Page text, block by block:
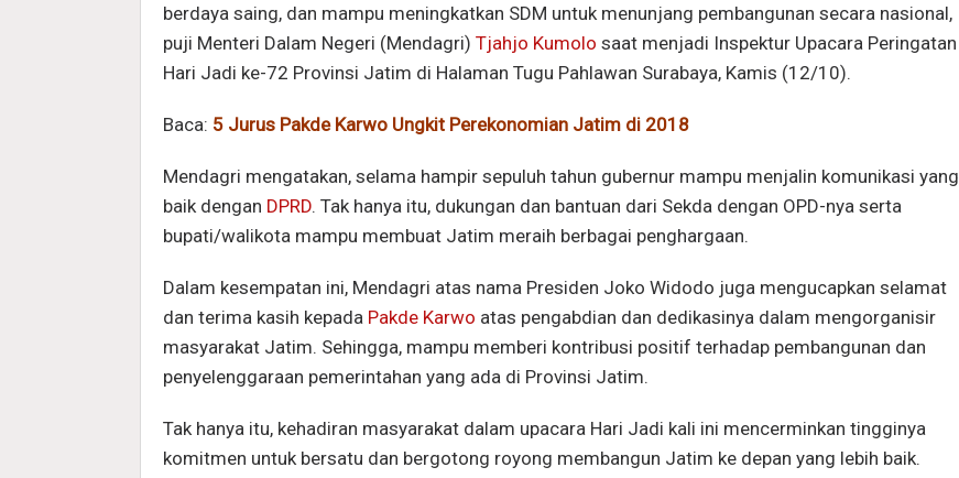
berdaya saing, dan mampu meningkatkan SDM untuk menunjang pembangunan secara nasional,
puji Menteri Dalam Negeri (Mendagri) Tjahjo Kumolo saat menjadi Inspektur Upacara Peringatan
Hari Jadi ke-72 Provinsi Jatim di Halaman Tugu Pahlawan Surabaya, Kamis (12/10).
Baca: 5 Jurus Pakde Karwo Ungkit Perekonomian Jatim di 2018
Mendagri mengatakan, selama hampir sepuluh tahun gubernur mampu menjalin komunikasi yang
baik dengan DPRD. Tak hanya itu, dukungan dan bantuan dari Sekda dengan OPD-nya serta
bupati/walikota mampu membuat Jatim meraih berbagai penghargaan.
Dalam kesempatan ini, Mendagri atas nama Presiden Joko Widodo juga mengucapkan selamat
dan terima kasih kepada Pakde Karwo atas pengabdian dan dedikasinya dalam mengorganisir
masyarakat Jatim. Sehingga, mampu memberi kontribusi positif terhadap pembangunan dan
penyelenggaraan pemerintahan yang ada di Provinsi Jatim.
Tak hanya itu, kehadiran masyarakat dalam upacara Hari Jadi kali ini mencerminkan tingginya
komitmen untuk bersatu dan bergotong royong membangun Jatim ke depan yang lebih baik.